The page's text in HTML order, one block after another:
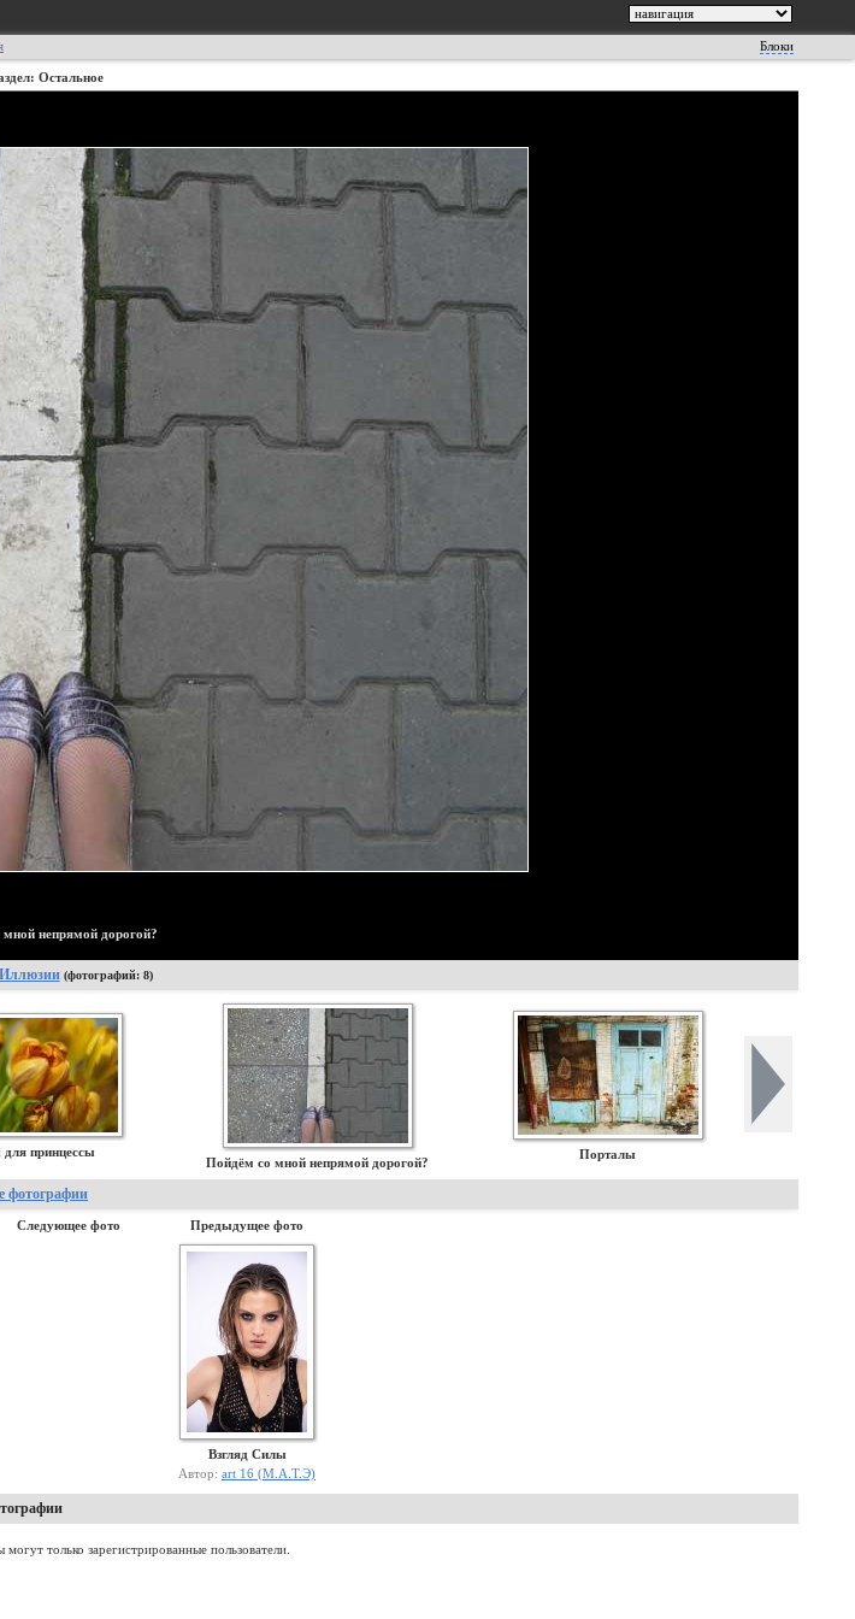
Блоки
Остальное
непрямой дорогой?
Иллюзии (фотографий: 8)
принцессы
Пойдём со мной непрямой дорогой?
Порталы
фотографии
Следующее фото Предыдущее фото
Взгляд Силы
Автор: art 16 (М.А.Т.Э)
могут только зарегистрированные пользователи.